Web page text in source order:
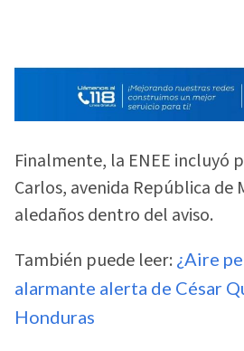
Finalmente, la ENEE incluyó
Carlos, avenida República de
aledaños dentro del aviso.
También puede leer: ¿Aire
alarmante alerta de César
Honduras